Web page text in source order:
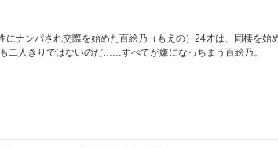
ナンパされ交際を始めた百絵乃（もえの）24才は、同棲を始
人きりではないのだ……すべてが嫌になっちまう百絵乃。